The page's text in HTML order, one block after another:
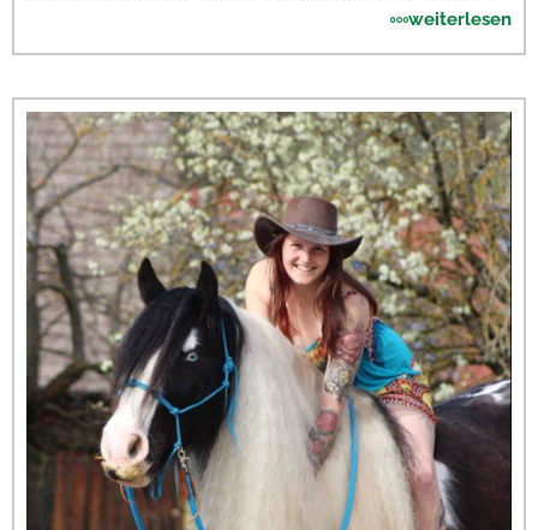
weiterlesen